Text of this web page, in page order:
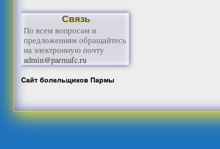
Связь
По всем вопросам и
предложениям обращайтесь
на электронную почту
admin@parmafc.ru
Сайт болельщиков Пармы